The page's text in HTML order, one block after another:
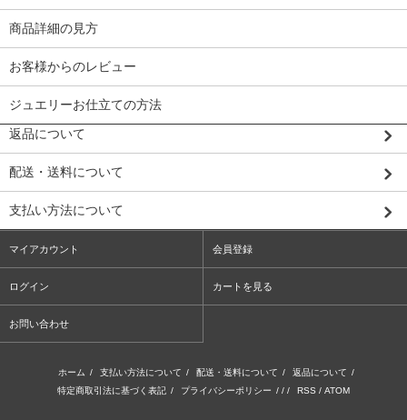
商品詳細の見方
お客様からのレビュー
ジュエリーお仕立ての方法
返品について
配送・送料について
支払い方法について
マイアカウント 会員登録
ログイン カートを見る
お問い合わせ
ホーム / 支払い方法について / 配送・送料について / 返品について /
特定商取引法に基づく表記 / プライバシーポリシー / / / RSS / ATOM